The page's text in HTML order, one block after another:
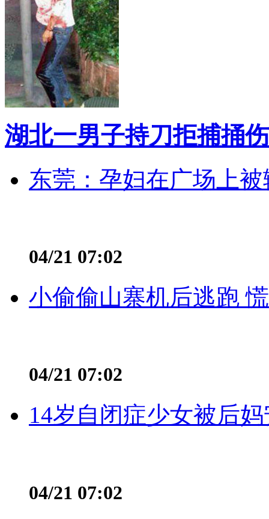
湖北一男子持刀拒捕捅
东莞：孕妇在广场上
04/21 07:02
小偷偷山寨机后逃跑
04/21 07:02
14岁自闭症少女被后
04/21 07:02